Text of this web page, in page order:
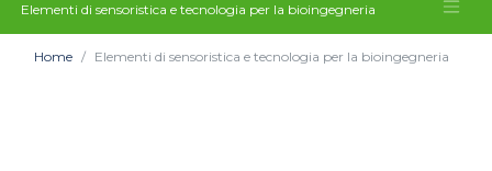
Elementi di sensoristica e tecnologia per la bioingegneria
Home Elementi di sensoristica e tecnologia per la bioingegneria